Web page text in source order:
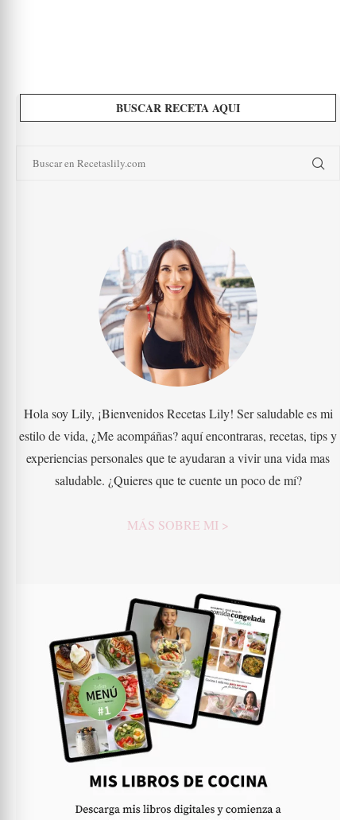
BUSCAR RECETA AQUI
Hola soy Lily, ¡Bienvenidos Recetas Lily! Ser saludable es mi
estilo de vida, ¿Me acompáñas? aquí encontraras, recetas, tips y
experiencias personales que te ayudaran a vivir una vida mas
saludable. ¿Quieres que te cuente un poco de mí?
MÁS SOBRE MI >